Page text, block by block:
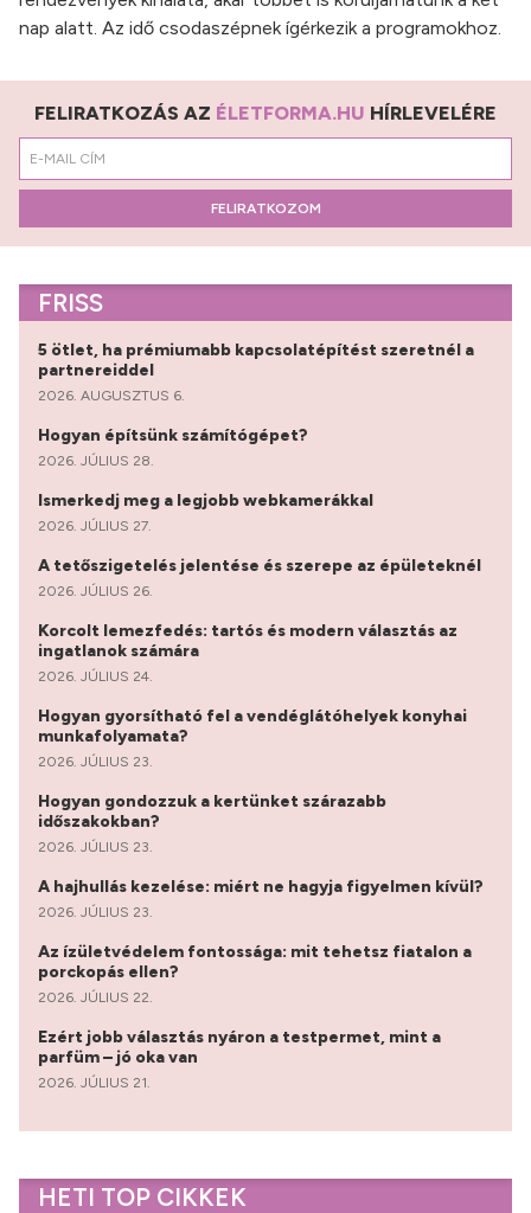
nap alatt. Az idő csodaszépnek ígérkezik a programokhoz.
FELIRATKOZÁS AZ ÉLETFORMA.HU HÍRLEVELÉRE
FELIRATKOZOM
FRISS
5 ötlet, ha prémiumabb kapcsolatépítést szeretnél a
partnereiddel
2026. AUGUSZTUS 6.
Hogyan építsünk számítógépet?
2026. JÚLIUS 28.
Ismerkedj meg a legjobb webkamerákkal
2026. JÚLIUS 27.
A tetőszigetelés jelentése és szerepe az épületeknél
2026. JÚLIUS 26.
Korcolt lemezfedés: tartós és modern választás az
ingatlanok számára
2026. JÚLIUS 24.
Hogyan gyorsítható fel a vendéglátóhelyek konyhai
munkafolyamata?
2026. JÚLIUS 23.
Hogyan gondozzuk a kertünket szárazabb
időszakokban?
2026. JÚLIUS 23.
A hajhullás kezelése: miért ne hagyja figyelmen kívül?
2026. JÚLIUS 23.
Az ízületvédelem fontossága: mit tehetsz fiatalon a
porckopás ellen?
2026. JÚLIUS 22.
Ezért jobb választás nyáron a testpermet, mint a
parfüm – jó oka van
2026. JÚLIUS 21.
HETI TOP CIKKEK